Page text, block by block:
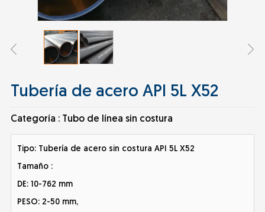
Tubería de acero API 5L X52
Categoría : Tubo de línea sin costura
Tipo: Tubería de acero sin costura API 5L X52
Tamaño :
DE: 10-762 mm
PESO: 2-50 mm,